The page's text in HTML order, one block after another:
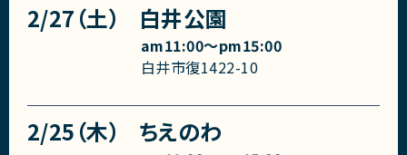
2/27（土） 白井公園
am11:00〜pm15:00
白井市復1422-10
2/25（木） ちえのわ